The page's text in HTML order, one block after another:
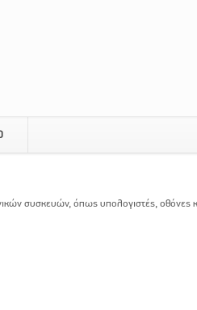
συσκευών, όπως υπολογιστές, οθόνες